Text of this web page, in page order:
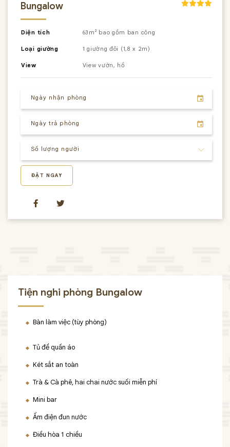
Bungalow
Diện tích 63m² bao gồm ban công
Loại giường 1 giường đôi (1,8 x 2m)
View View vườn, hồ
ĐẶT NGAY
Tiện nghi phòng Bungalow
Bàn làm việc (tùy phòng)
Tủ để quần áo
Két sắt an toàn
Trà & Cà phê, hai chai nước suối miễn phí
Mini bar
Ấm điện đun nước
Điều hòa 1 chiều